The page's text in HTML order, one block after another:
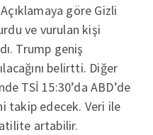
göre Gizli
ve vurulan kişi
Trump geniş
belirtti. Diğer
TSİ 15:30’da ABD’de
takip edecek. Veri ile
artabilir.